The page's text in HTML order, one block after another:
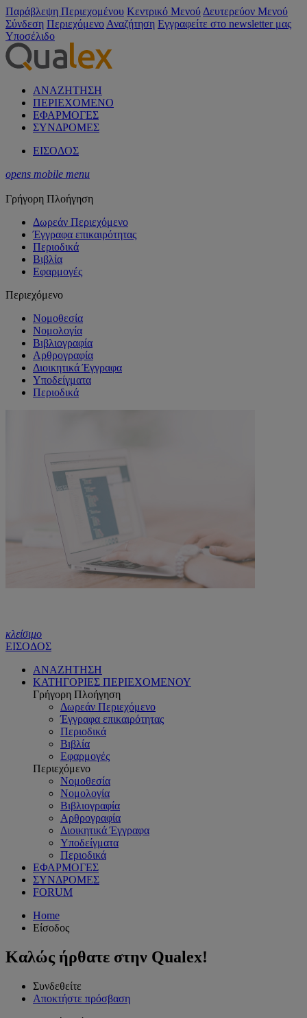
Παράβλεψη Περιεχομένου Κεντρικό Μενού Δευτερεύον Μενού
Σύνδεση Περιεχόμενο Αναζήτηση Εγγραφείτε στο newsletter μας
Υποσέλιδο
ΑΝΑΖΗΤΗΣΗ
ΠΕΡΙΕΧΟΜΕΝΟ
ΕΦΑΡΜΟΓΕΣ
ΣΥΝΔΡΟΜΕΣ
ΕΙΣΟΔΟΣ
opens mobile menu
Γρήγορη Πλοήγηση
Δωρεάν Περιεχόμενο
Έγγραφα επικαιρότητας
Περιοδικά
Βιβλία
Εφαρμογές
Περιεχόμενο
Νομοθεσία
Νομολογία
Βιβλιογραφία
Αρθρογραφία
Διοικητικά Έγγραφα
Υποδείγματα
Περιοδικά
κλείσιμο
ΕΙΣΟΔΟΣ
ΑΝΑΖΗΤΗΣΗ
ΚΑΤΗΓΟΡΙΕΣ ΠΕΡΙΕΧΟΜΕΝΟΥ
Γρήγορη Πλοήγηση
Δωρεάν Περιεχόμενο
Έγγραφα επικαιρότητας
Περιοδικά
Βιβλία
Εφαρμογές
Περιεχόμενο
Νομοθεσία
Νομολογία
Βιβλιογραφία
Αρθρογραφία
Διοικητικά Έγγραφα
Υποδείγματα
Περιοδικά
ΕΦΑΡΜΟΓΕΣ
ΣΥΝΔΡΟΜΕΣ
FORUM
Home
Είσοδος
Καλώς ήρθατε στην Qualex!
Συνδεθείτε
Αποκτήστε πρόσβαση